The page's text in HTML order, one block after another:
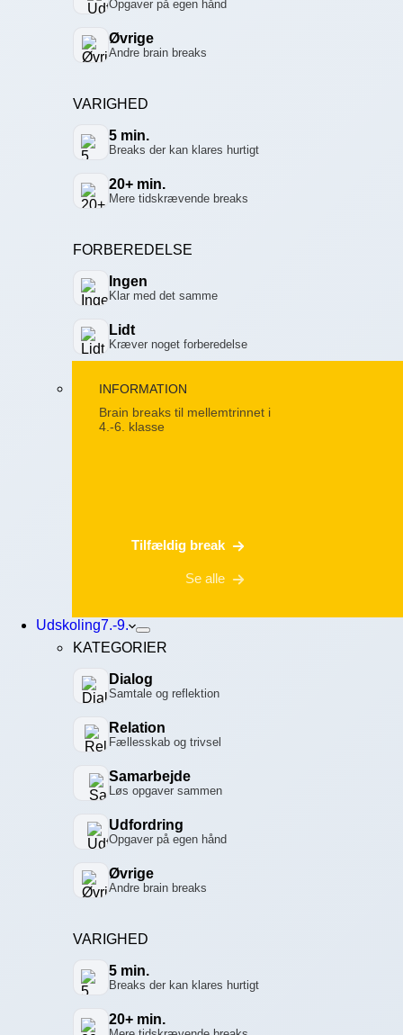
Opgaver på egen hånd
Øvrige
Andre brain breaks
VARIGHED
5 min.
Breaks der kan klares hurtigt
20+ min.
Mere tidskrævende breaks
FORBEREDELSE
Ingen
Klar med det samme
Lidt
Kræver noget forberedelse
INFORMATION
Brain breaks til mellemtrinnet i
4.-6. klasse
Tilfældig break
Se alle
Udskoling7.-9.
KATEGORIER
Dialog
Samtale og reflektion
Relation
Fællesskab og trivsel
Samarbejde
Løs opgaver sammen
Udfordring
Opgaver på egen hånd
Øvrige
Andre brain breaks
VARIGHED
5 min.
Breaks der kan klares hurtigt
20+ min.